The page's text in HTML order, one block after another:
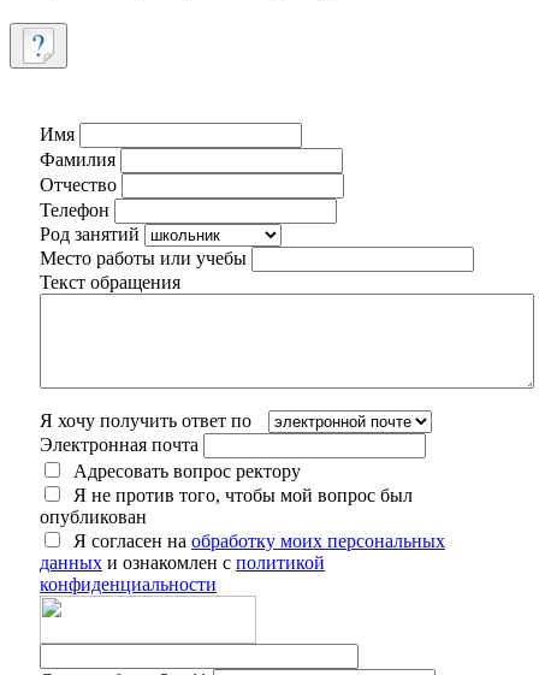
Имя
Фамилия
Отчество
Телефон
Род занятий
Место работы или учебы
Текст обращения
Я хочу получить ответ по
Электронная почта
Адресовать вопрос ректору
Я не против того, чтобы мой вопрос был
опубликован
Я согласен на обработку моих персональных
данных и ознакомлен с политикой
конфиденциальности